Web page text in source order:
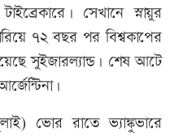
সেখানে স্নায়ুর
৭২ বছর পর বিশ্বকাপের
সুইজারল্যান্ড। শেষ আটে
ভোর রাতে ভ্যাঙ্কুভারে